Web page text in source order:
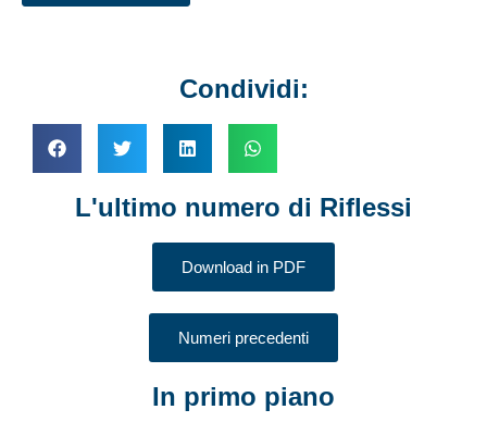
Condividi:
L'ultimo numero di Riflessi
Download in PDF
Numeri precedenti
In primo piano